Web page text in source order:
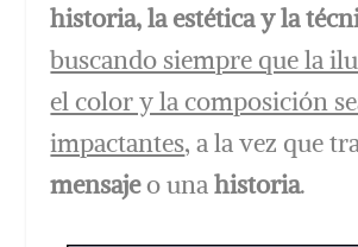
historia, la estética y la
buscando siempre que la
el color y la composición
impactantes, a la vez que
mensajeo unahistoria.